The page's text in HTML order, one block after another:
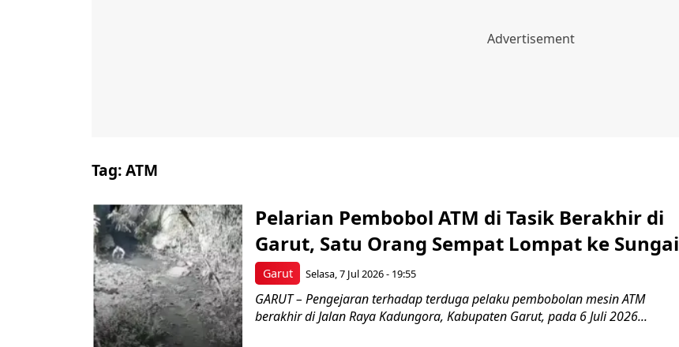
Tag:ATM
Garut
Pelarian Pembobol ATM di Tasik Berakhir di
Garut, Satu Orang Sempat Lompat ke Sungai
Selasa, 7 Jul 2026 - 19:55
GARUT – Pengejaran terhadap terduga pelaku pembobolan mesin ATM
berakhir di Jalan Raya Kadungora, Kabupaten Garut, pada 6 Juli 2026...